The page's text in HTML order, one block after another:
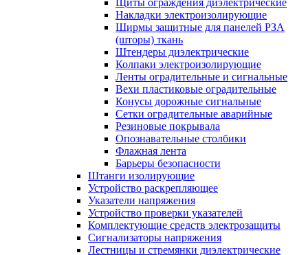
Щиты ограждения диэлектрические
Накладки электроизолирующие
Ширмы защитные для панелей РЗА
(шторы) ткань
Штендеры диэлектрические
Колпаки электроизолирующие
Ленты оградительные и сигнальные
Вехи пластиковые оградительные
Конусы дорожные сигнальные
Сетки оградительные аварийные
Резиновые покрывала
Опознавательные столбики
Флажная лента
Барьеры безопасности
Штанги изолирующие
Устройство раскрепляющее
Указатели напряжения
Устройство проверки указателей
Комплектующие средств электрозащиты
Сигнализаторы напряжения
Лестницы и стремянки диэлектрические